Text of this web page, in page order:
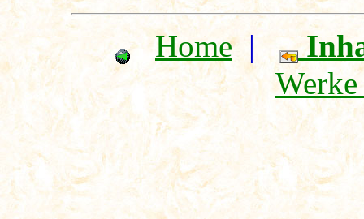
Home|